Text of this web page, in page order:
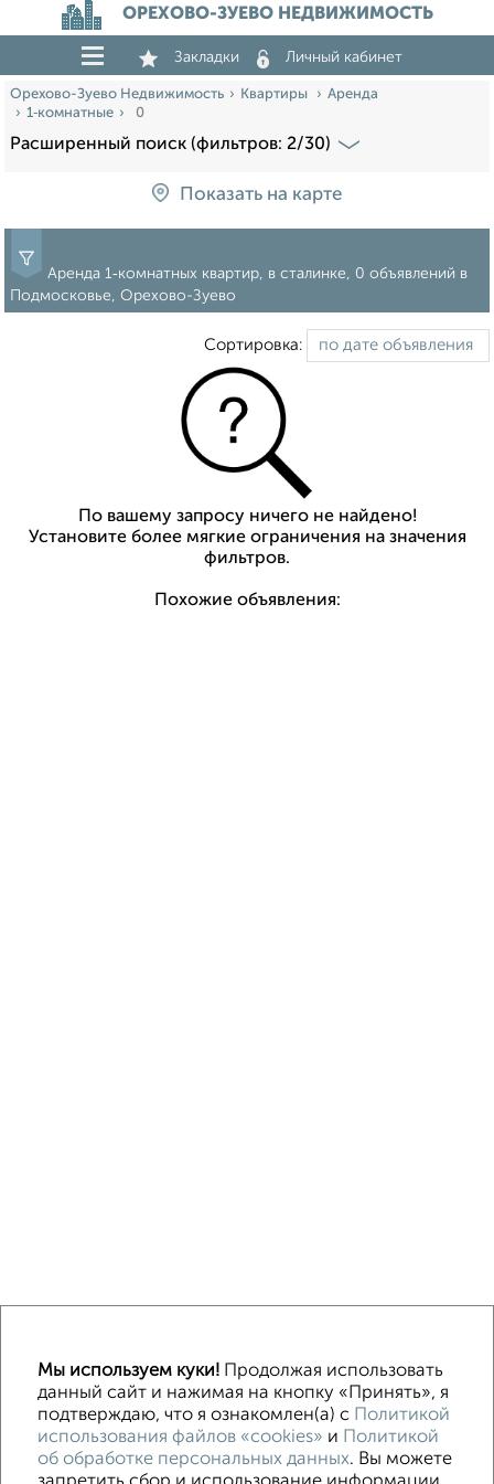
ОРЕХОВО-ЗУЕВО НЕДВИЖИМОСТЬ
Закладки Личный кабинет
Орехово-Зуево Недвижимость Квартиры
Аренда
1‑комнатные
0
Расширенный поиск (фильтров: 2/30)
Показать на карте
Аренда 1‑комнатных квартир, в сталинке, 0 объявлений в
Подмосковье, Орехово-Зуево
Сортировка:
По вашему запросу ничего не найдено!
Установите более мягкие ограничения на значения
фильтров.
Похожие объявления:
Однокомнатные Двухкомнатные
Без посредников
На длительный срок На сутки Без мебели
Контакты
Политика конфиденциальности
Пользовательское соглашение
Орехово-Зуево, улица Ленина 97
Мы используем куки! Продолжая использовать
данный сайт и нажимая на кнопку «Принять», я
подтверждаю, что я ознакомлен(а) с Политикой
использования файлов «cookies» и Политикой
об обработке персональных данных. Вы можете